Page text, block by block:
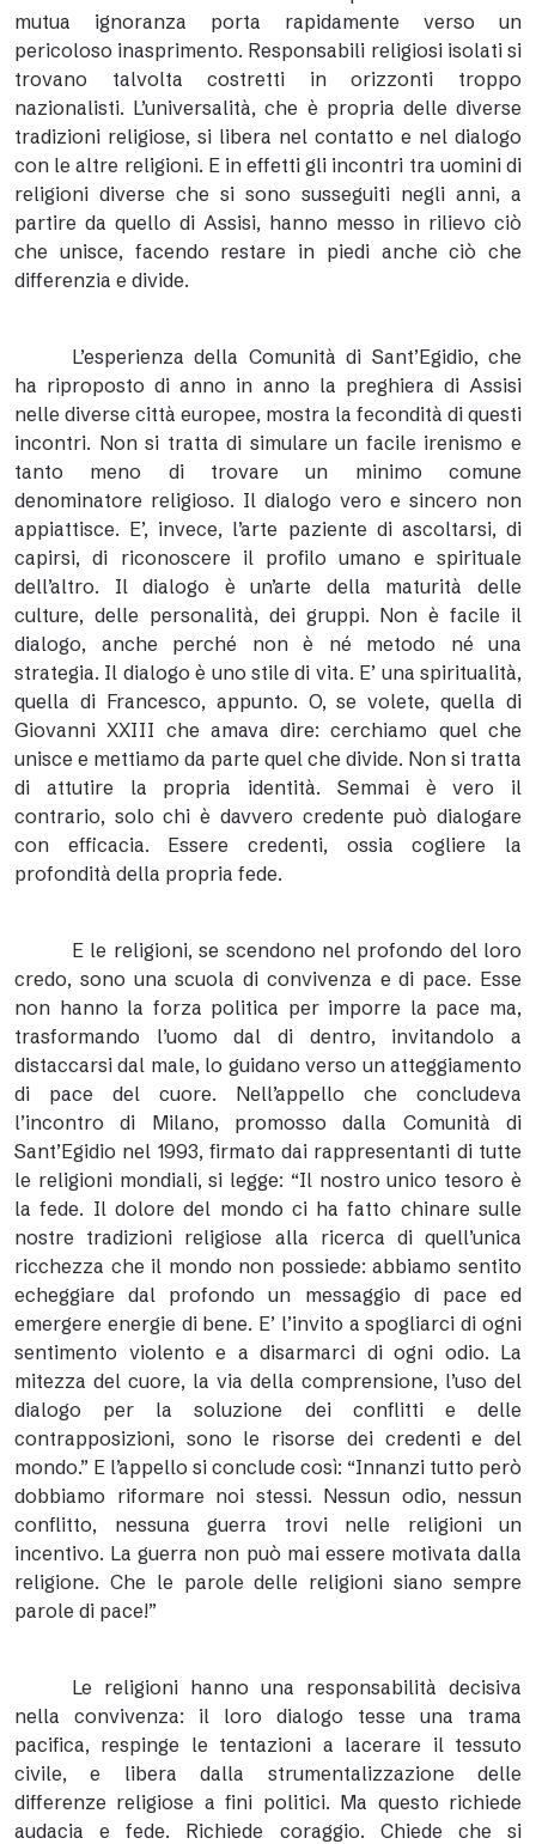
mutua ignoranza porta rapidamente verso un
pericoloso inasprimento. Responsabili religiosi isolati si
trovano talvolta costretti in orizzonti troppo
nazionalisti. L’universalità, che è propria delle diverse
tradizioni religiose, si libera nel contatto e nel dialogo
con le altre religioni. E in effetti gli incontri tra uomini di
religioni diverse che si sono susseguiti negli anni, a
partire da quello di Assisi, hanno messo in rilievo ciò
che unisce, facendo restare in piedi anche ciò che
differenzia e divide.
L’esperienza della Comunità di Sant’Egidio, che
ha riproposto di anno in anno la preghiera di Assisi
nelle diverse città europee, mostra la fecondità di questi
incontri. Non si tratta di simulare un facile irenismo e
tanto meno di trovare un minimo comune
denominatore religioso. Il dialogo vero e sincero non
appiattisce. E’, invece, l’arte paziente di ascoltarsi, di
capirsi, di riconoscere il profilo umano e spirituale
dell’altro. Il dialogo è un’arte della maturità delle
culture, delle personalità, dei gruppi. Non è facile il
dialogo, anche perché non è né metodo né una
strategia. Il dialogo è uno stile di vita. E’ una spiritualità,
quella di Francesco, appunto. O, se volete, quella di
Giovanni XXIII che amava dire: cerchiamo quel che
unisce e mettiamo da parte quel che divide. Non si tratta
di attutire la propria identità. Semmai è vero il
contrario, solo chi è davvero credente può dialogare
con efficacia. Essere credenti, ossia cogliere la
profondità della propria fede.
E le religioni, se scendono nel profondo del loro
credo, sono una scuola di convivenza e di pace. Esse
non hanno la forza politica per imporre la pace ma,
trasformando l’uomo dal di dentro, invitandolo a
distaccarsi dal male, lo guidano verso un atteggiamento
di pace del cuore. Nell’appello che concludeva
l’incontro di Milano, promosso dalla Comunità di
Sant’Egidio nel 1993, firmato dai rappresentanti di tutte
le religioni mondiali, si legge: “Il nostro unico tesoro è
la fede. Il dolore del mondo ci ha fatto chinare sulle
nostre tradizioni religiose alla ricerca di quell’unica
ricchezza che il mondo non possiede: abbiamo sentito
echeggiare dal profondo un messaggio di pace ed
emergere energie di bene. E’ l’invito a spogliarci di ogni
sentimento violento e a disarmarci di ogni odio. La
mitezza del cuore, la via della comprensione, l’uso del
dialogo per la soluzione dei conflitti e delle
contrapposizioni, sono le risorse dei credenti e del
mondo.” E l’appello si conclude così: “Innanzi tutto però
dobbiamo riformare noi stessi. Nessun odio, nessun
conflitto, nessuna guerra trovi nelle religioni un
incentivo. La guerra non può mai essere motivata dalla
religione. Che le parole delle religioni siano sempre
parole di pace!”
Le religioni hanno una responsabilità decisiva
nella convivenza: il loro dialogo tesse una trama
pacifica, respinge le tentazioni a lacerare il tessuto
civile, e libera dalla strumentalizzazione delle
differenze religiose a fini politici. Ma questo richiede
audacia e fede. Richiede coraggio. Chiede che si